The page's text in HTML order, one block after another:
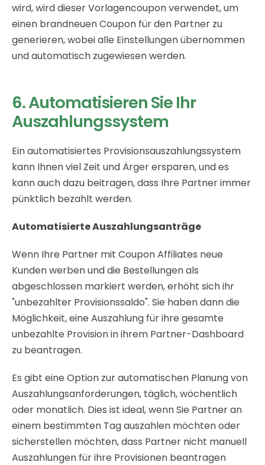
wird, wird dieser Vorlagencoupon verwendet, um
einen brandneuen Coupon für den Partner zu
generieren, wobei alle Einstellungen übernommen
und automatisch zugewiesen werden.
6. Automatisieren Sie Ihr
Auszahlungssystem
Ein automatisiertes Provisionsauszahlungssystem
kann Ihnen viel Zeit und Ärger ersparen, und es
kann auch dazu beitragen, dass Ihre Partner immer
pünktlich bezahlt werden.
Automatisierte Auszahlungsanträge
Wenn Ihre Partner mit Coupon Affiliates neue
Kunden werben und die Bestellungen als
abgeschlossen markiert werden, erhöht sich ihr
"unbezahlter Provisionssaldo". Sie haben dann die
Möglichkeit, eine Auszahlung für ihre gesamte
unbezahlte Provision in ihrem Partner-Dashboard
zu beantragen.
Es gibt eine Option zur automatischen Planung von
Auszahlungsanforderungen, täglich, wöchentlich
oder monatlich. Dies ist ideal, wenn Sie Partner an
einem bestimmten Tag auszahlen möchten oder
sicherstellen möchten, dass Partner nicht manuell
Auszahlungen für ihre Provisionen beantragen